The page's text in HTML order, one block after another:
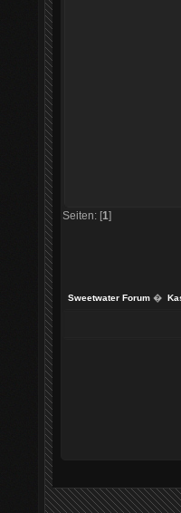
Seiten: [1]
Sweetwater Forum �